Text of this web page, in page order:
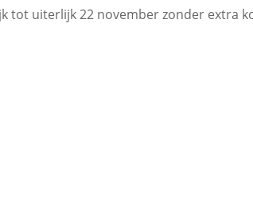
tot uiterlijk 22 november zonder extra